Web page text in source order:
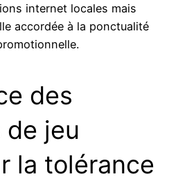
internet locales mais
accordée à la ponctualité
des
jeu
la tolérance